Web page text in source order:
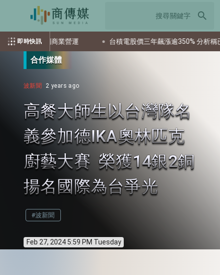
search
即時快訊
首例商業營運 台積電股價三年飆漲逾350% 分析稱已充分反
合作媒體
波新聞 2 years ago
高餐大師生以台灣隊名
義參加德IKA奧林匹克
廚藝大賽 榮獲14銀2銅
揚名國際為台爭光
#波新聞
Feb 27, 2024 5:59 PM Tuesday